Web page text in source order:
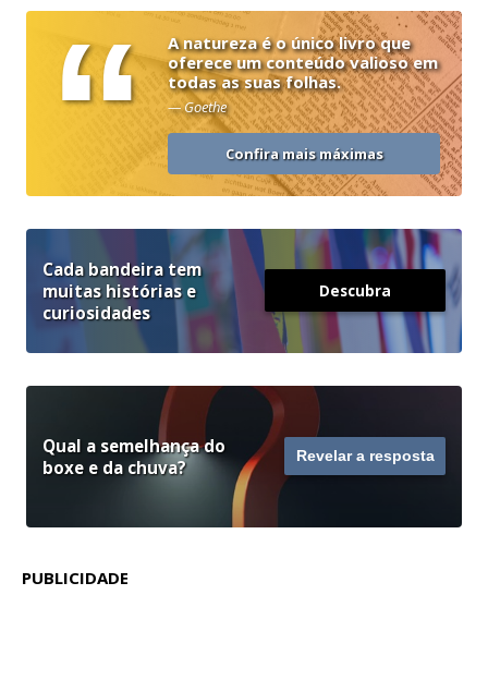
“
A natureza é o único livro que
oferece um conteúdo valioso em
todas as suas folhas.
— Goethe
Confira mais máximas
Cada bandeira tem
muitas histórias e
curiosidades
Descubra
Qual a semelhança do
boxe e da chuva?
Revelar a resposta
PUBLICIDADE